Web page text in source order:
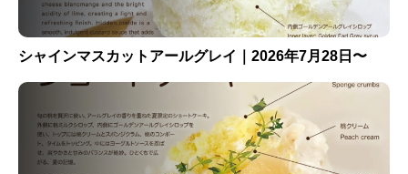
シャインマスカットアールグレイ｜2026年7月28日〜